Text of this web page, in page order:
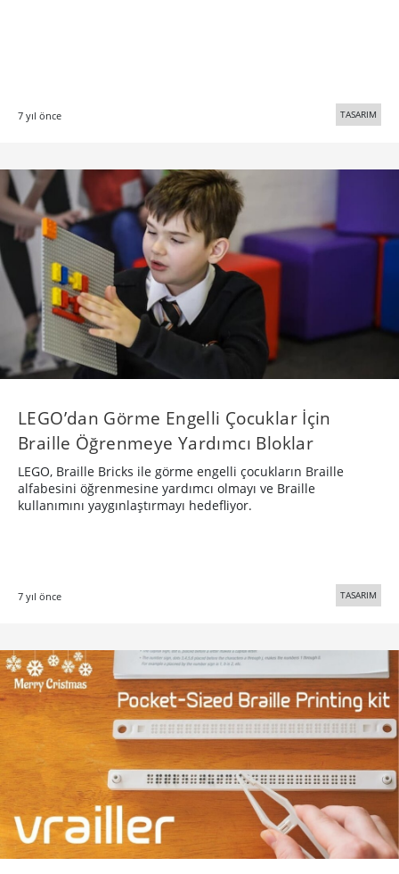
7 yıl önce TASARIM
LEGO’dan Görme Engelli Çocuklar İçin
Braille Öğrenmeye Yardımcı Bloklar
LEGO, Braille Bricks ile görme engelli çocukların Braille
alfabesini öğrenmesine yardımcı olmayı ve Braille
kullanımını yaygınlaştırmayı hedefliyor.
7 yıl önce TASARIM